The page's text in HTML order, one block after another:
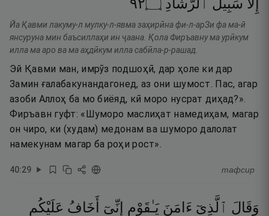
إِلَّا سَبِيلَ ٱلرَّشَادِ ۝٢٩
Йа Қавми лакуму-л мулку-л-явма заҳирӣна фи-л-арЗи фа ма-й
янсуруна мин баъсиллаҳи ин ҷаана. Қола Фиръавну ма урӣкум
илла ма аро ва ма аҳдӣкум илла сабӣла-р-рашад.
Эй Қавми ман, имрӯз подшоҳӣ, дар ҳоле ки дар
Замин ғалабакунандагонед, аз они шумост. Пас, агар
азоби Аллоҳ ба мо биёяд, кӣ моро нусрат диҳад?».
Фиръавн гуфт: «Шуморо маслиҳат намедиҳам, магар
он чиро, ки (худам) медонам ва шуморо далолат
намекунам магар ба роҳи рост».
40:29 тафсир
وَقَالَ ٱلَّذِىٓ ءَامَنَ يَـٰقَوْمِ إِنِّىٓ أَخَافُ عَلَيْكُم